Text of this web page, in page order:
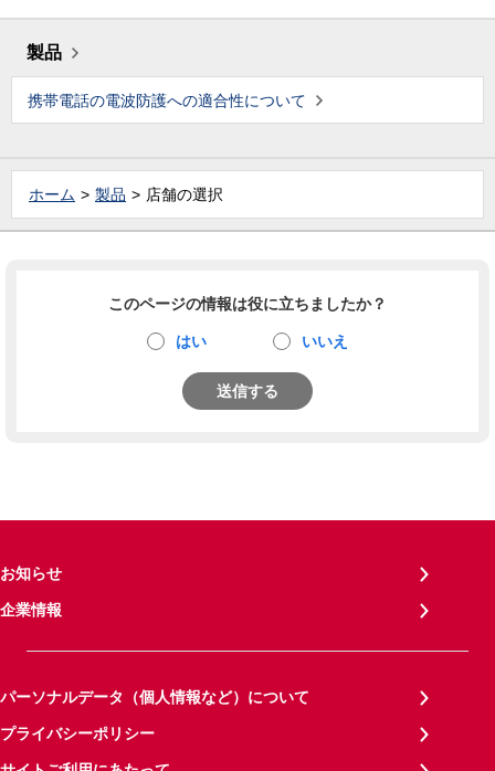
製品
携帯電話の電波防護への適合性について
ホーム 製品 店舗の選択
このページの情報は役に立ちましたか？
はい いいえ
送信する
お知らせ
企業情報
パーソナルデータ（個人情報など）について
プライバシーポリシー